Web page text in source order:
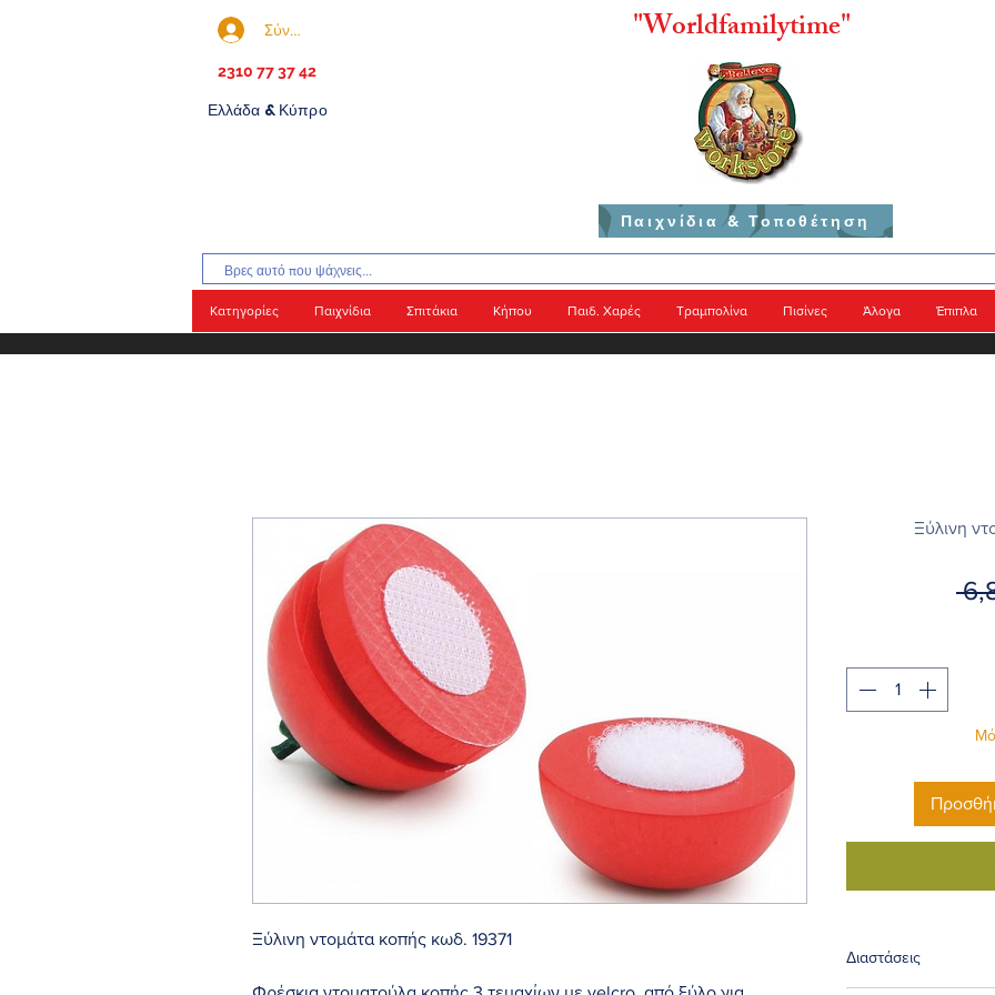
Σύνδεση
2310 77 37 42
Ελλάδα & Κύπρο
"Worldfamilytime"
Παιχνίδια & Τοποθέτηση
Κατηγορίες Παιχνίδια Σπιτάκια Κήπου Παιδ. Χαρές Τραμπολίνα Πισίνες Άλογα Έπιπλα
Ξύλινη ντομάτα κοπής κωδ. 19371
Ξύλινη
Διαστάσεις